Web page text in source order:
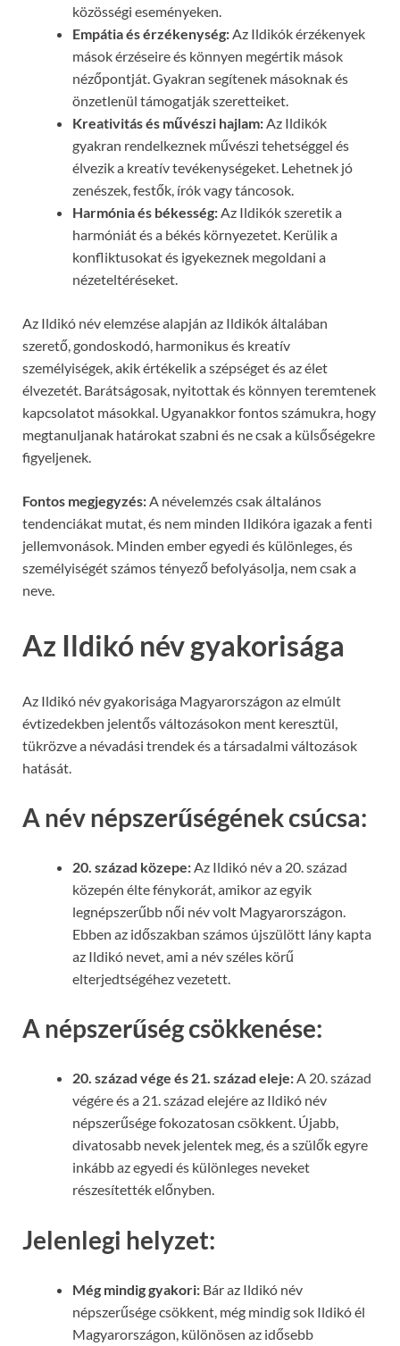
közösségi eseményeken.
Empátia és érzékenység:Az Ildikók érzékenyek
mások érzéseire és könnyen megértik mások
nézőpontját. Gyakran segítenek másoknak és
önzetlenül támogatják szeretteiket.
Kreativitás és művészi hajlam:Az Ildikók
gyakran rendelkeznek művészi tehetséggel és
élvezik a kreatív tevékenységeket. Lehetnek jó
zenészek, festők, írók vagy táncosok.
Harmónia és békesség:Az Ildikók szeretik a
harmóniát és a békés környezetet. Kerülik a
konfliktusokat és igyekeznek megoldani a
nézeteltéréseket.
Az Ildikó név elemzése alapján az Ildikók általában
szerető, gondoskodó, harmonikus és kreatív
személyiségek, akik értékelik a szépséget és az élet
élvezetét. Barátságosak, nyitottak és könnyen teremtenek
kapcsolatot másokkal. Ugyanakkor fontos számukra, hogy
megtanuljanak határokat szabni és ne csak a külsőségekre
figyeljenek.
Fontos megjegyzés:A névelemzés csak általános
tendenciákat mutat, és nem minden Ildikóra igazak a fenti
jellemvonások. Minden ember egyedi és különleges, és
személyiségét számos tényező befolyásolja, nem csak a
neve.
Az Ildikó név gyakorisága
Az Ildikó név gyakorisága Magyarországon az elmúlt
évtizedekben jelentős változásokon ment keresztül,
tükrözve a névadási trendek és a társadalmi változások
hatását.
A név népszerűségének csúcsa:
20. század közepe:Az Ildikó név a 20. század
közepén élte fénykorát, amikor az egyik
legnépszerűbb női név volt Magyarországon.
Ebben az időszakban számos újszülött lány kapta
az Ildikó nevet, ami a név széles körű
elterjedtségéhez vezetett.
A népszerűség csökkenése:
20. század vége és 21. század eleje:A 20. század
végére és a 21. század elejére az Ildikó név
népszerűsége fokozatosan csökkent. Újabb,
divatosabb nevek jelentek meg, és a szülők egyre
inkább az egyedi és különleges neveket
részesítették előnyben.
Jelenlegi helyzet:
Még mindig gyakori: Bár az Ildikó név
népszerűsége csökkent, még mindig sok Ildikó él
Magyarországon, különösen az idősebb